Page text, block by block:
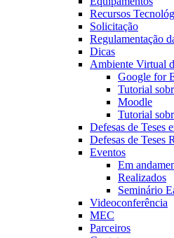
Recursos
Solicitação
Regulamentação
Dicas
Ambiente Virtual
Google for
Tutorial
Moodle
Tutorial
Defesas de Teses
Defesas de Teses
Eventos
Em
Realizados
Seminário
Videoconferência
MEC
Parceiros